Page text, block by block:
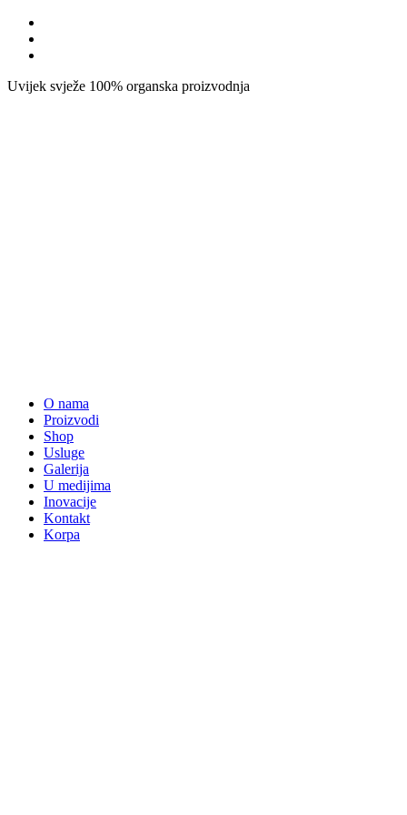
Uvijek svježe 100% organska proizvodnja
O nama
Proizvodi
Shop
Usluge
Galerija
U medijima
Inovacije
Kontakt
Korpa